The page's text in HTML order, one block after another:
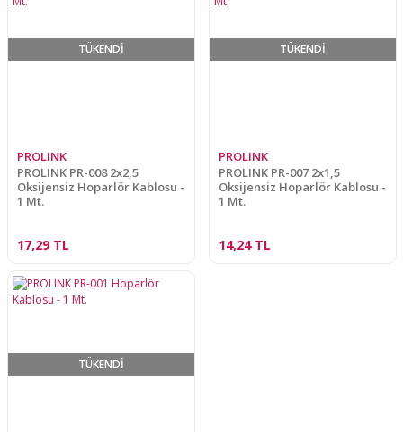
TÜKENDİ
PROLINK
PROLINK PR-008 2x2,5
Oksijensiz Hoparlör Kablosu -
1 Mt.
17,29 TL
TÜKENDİ
PROLINK
PROLINK PR-007 2x1,5
Oksijensiz Hoparlör Kablosu -
1 Mt.
14,24 TL
TÜKENDİ